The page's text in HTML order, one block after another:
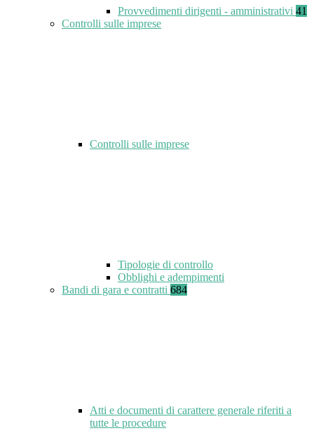
Provvedimenti dirigenti - amministrativi 41
Controlli sulle imprese
Controlli sulle imprese
Tipologie di controllo
Obblighi e adempimenti
Bandi di gara e contratti 684
Atti e documenti di carattere generale riferiti a
tutte le procedure